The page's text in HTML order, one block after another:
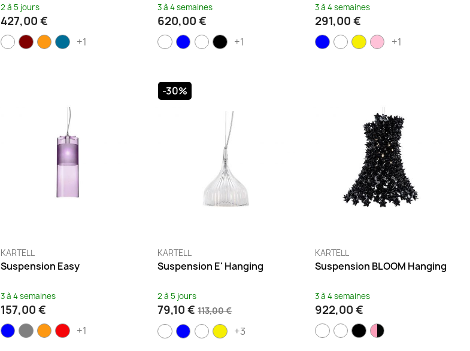
2 à 5 jours
427,00 €
+1
3 à 4 semaines
620,00 €
+1
3 à 4 semaines
291,00 €
+1
KARTELL
Suspension Easy
3 à 4 semaines
157,00 €
+1
KARTELL
Suspension E' Hanging
2 à 5 jours
79,10 €113,00 €
+3
-30%
KARTELL
Suspension BLOOM Hanging
3 à 4 semaines
922,00 €